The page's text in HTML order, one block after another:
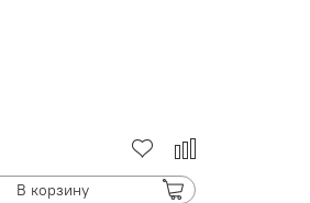
В корзину